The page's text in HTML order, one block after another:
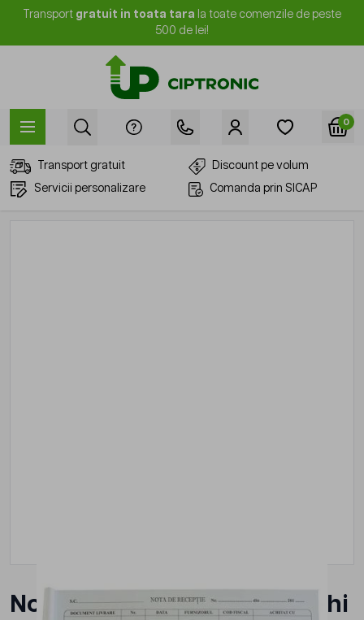
Mergi la Conținut
Transport gratuit in toata tara la toate comenzile de peste
500 de lei!
0
Transport gratuit
Discount pe volum
Servicii personalizare
Comanda prin SICAP
Note de receptie model vechi